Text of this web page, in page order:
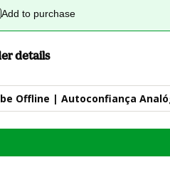
Add to purchase
details
Offline | Autoconfiança